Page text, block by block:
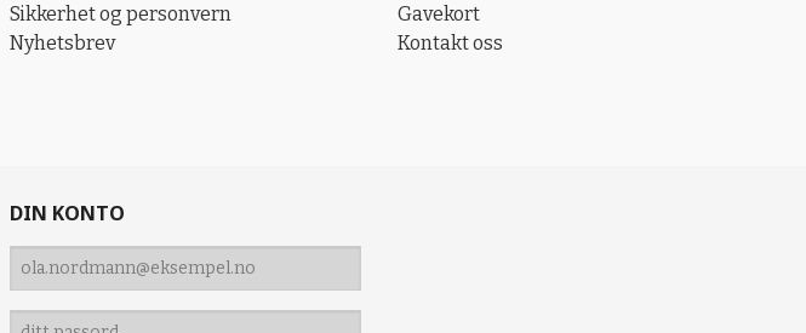
Sikkerhet og personvern
Nyhetsbrev
Gavekort
Kontakt oss
DIN KONTO